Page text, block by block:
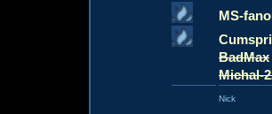
MS-
BadMax
Michal-
Nick